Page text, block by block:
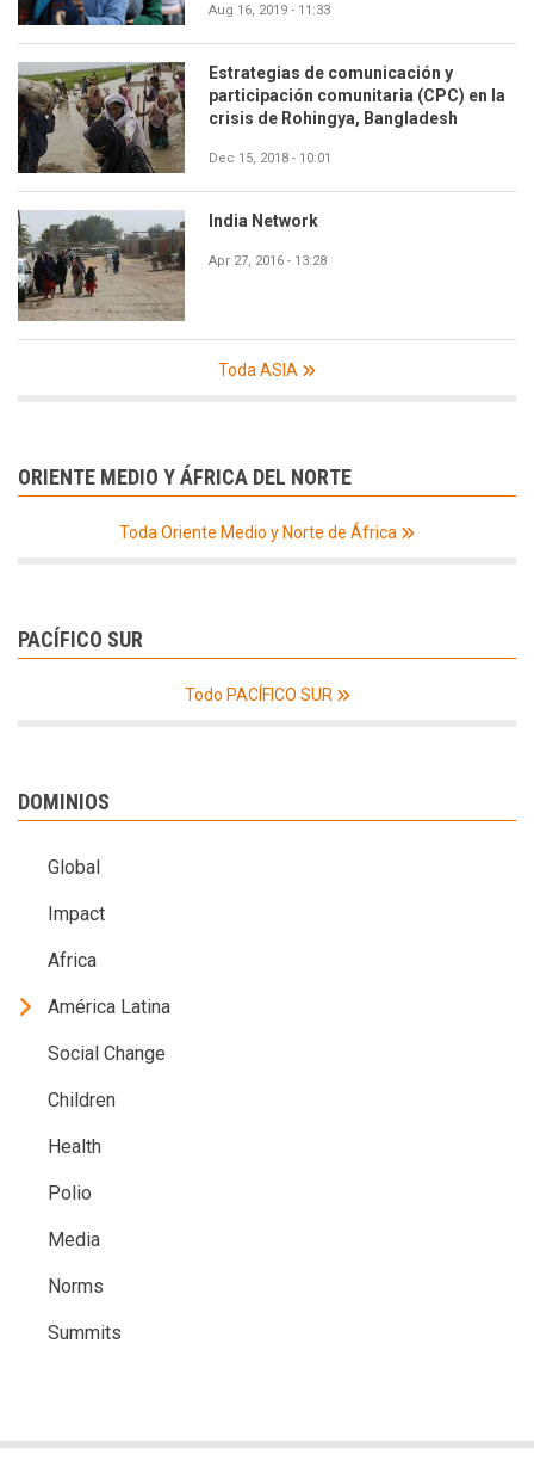
Aug 16, 2019 - 11:33
Estrategias de comunicación y
participación comunitaria (CPC) en la
crisis de Rohingya, Bangladesh
Dec 15, 2018 - 10:01
India Network
Apr 27, 2016 - 13:28
Toda ASIA
ORIENTE MEDIO Y ÁFRICA DEL NORTE
Toda Oriente Medio y Norte de África
PACÍFICO SUR
Todo PACÍFICO SUR
DOMINIOS
Global
Impact
Africa
América Latina
Social Change
Children
Health
Polio
Media
Norms
Summits